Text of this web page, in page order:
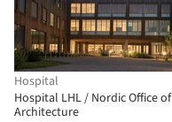
Hospital
Hospital LHL / Nordic Office of
Architecture